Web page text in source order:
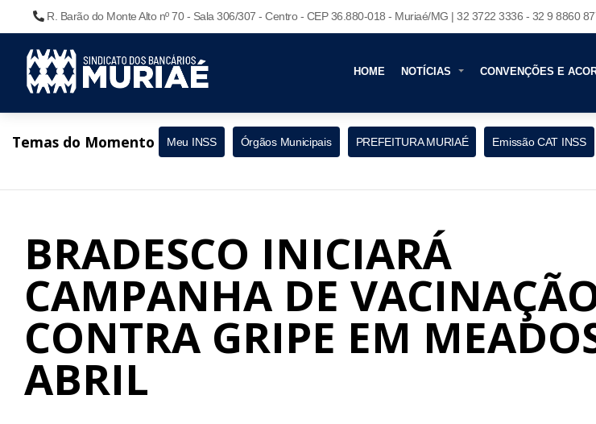
R. Barão do Monte Alto nº 70 - Sala 306/307 - Centro - CEP 36.880-018 - Muriaé/MG | 32 3722 3336 - 32 9 8860
HOME NOTÍCIAS CONVENÇÕES E
Temas do Momento Meu INSS Órgãos Municipais PREFEITURA MURIAÉ Emissão CAT INSS
BRADESCO INICIARÁ
CAMPANHA DE
CONTRA GRIPE EM
ABRIL